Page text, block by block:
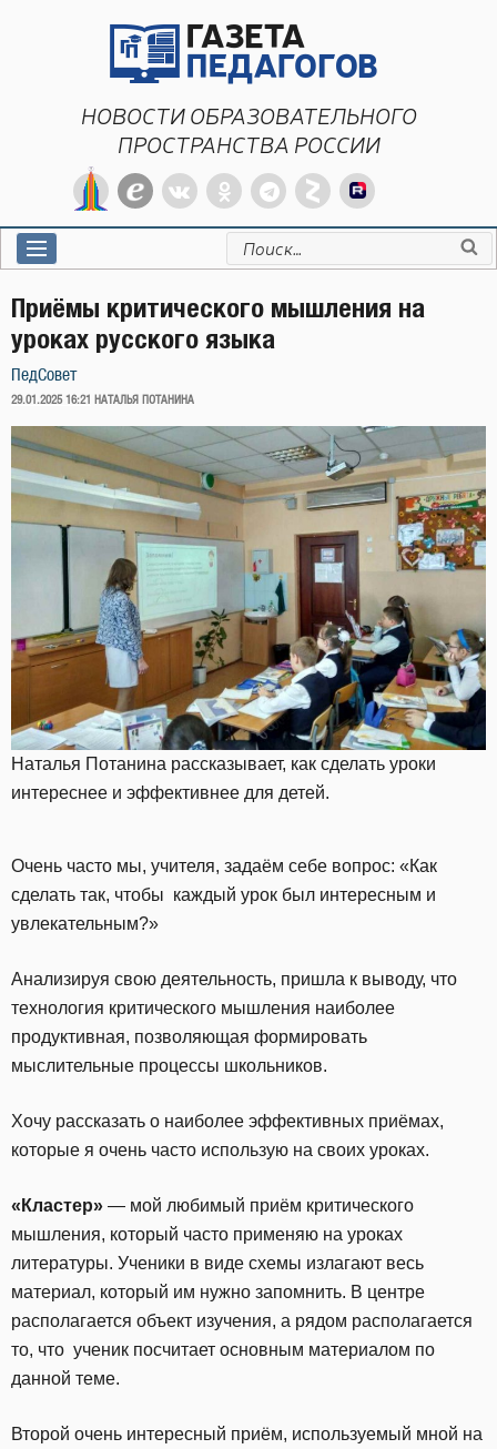
НОВОСТИ ОБРАЗОВАТЕЛЬНОГО
ПРОСТРАНСТВА РОССИИ
Искать:
Приёмы критического мышления на
уроках русского языка
ПедСовет
ОПУБЛИКОВАНО
29.01.2025 16:21 НАТАЛЬЯ ПОТАНИНА
Наталья Потанина рассказывает, как сделать уроки
интереснее и эффективнее для детей.
Очень часто мы, учителя, задаём себе вопрос: «Как
сделать так, чтобы каждый урок был интересным и
увлекательным?»
Анализируя свою деятельность, пришла к выводу, что
технология критического мышления наиболее
продуктивная, позволяющая формировать
мыслительные процессы школьников.
Хочу рассказать о наиболее эффективных приёмах,
которые я очень часто использую на своих уроках.
«Кластер» — мой любимый приём критического
мышления, который часто применяю на уроках
литературы. Ученики в виде схемы излагают весь
материал, который им нужно запомнить. В центре
располагается объект изучения, а рядом располагается
то, что ученик посчитает основным материалом по
данной теме.
Второй очень интересный приём, используемый мной на